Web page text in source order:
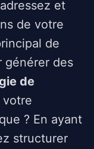
et
de votre
de
générer des
de
votre
? En ayant
structurer